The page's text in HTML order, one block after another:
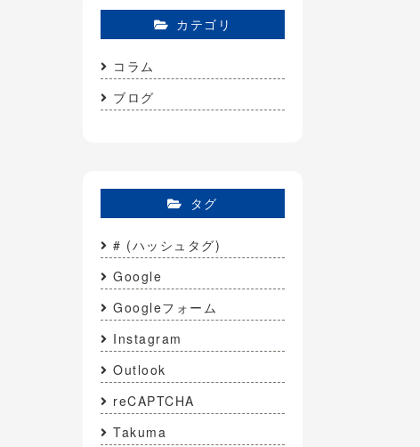
カテゴリ
コラム
ブログ
タグ
# (ハッシュタグ)
Google
Googleフォーム
Instagram
Outlook
reCAPTCHA
Takuma